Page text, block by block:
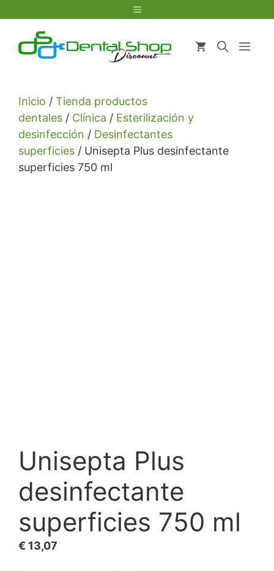
contenido
Menú
Inicio / Tienda productos
dentales / Clínica / Esterilización y
desinfección / Desinfectantes
superficies / Unisepta Plus desinfectante
superficies 750 ml
Unisepta Plus
desinfectante
superficies 750 ml
€ 13,07